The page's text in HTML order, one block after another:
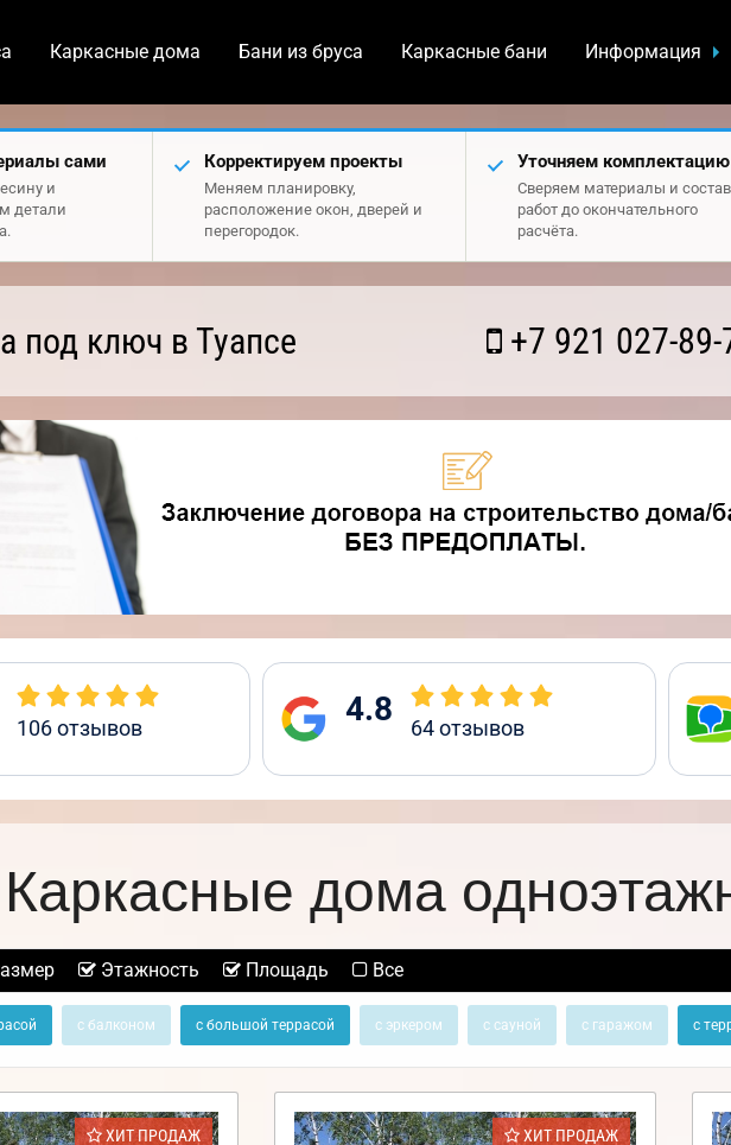
Каркасные дома Бани из бруса Каркасные бани Информация
сами
и
детали
Корректируем проекты
Меняем планировку,
расположение окон, дверей и
перегородок.
Уточняем комплектацию
Сверяем материалы и состав
работ до окончательного
расчёта.
под ключ в Туапсе +7 921 027-89-
106отзывов 4.8 64отзывов
Каркасные дома
Этажность Площадь Все
с балконом с большой террасой с эркером с сауной с гаражом с
ХИТ ПРОДАЖ ХИТ ПРОДАЖ